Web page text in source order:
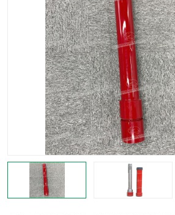
管道除垢 锅炉
防垢器
垢器
工业除垢 清碳